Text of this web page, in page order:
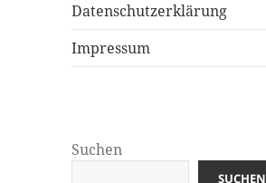
Datenschutzerklärung
Impressum
Suchen
SUCHEN